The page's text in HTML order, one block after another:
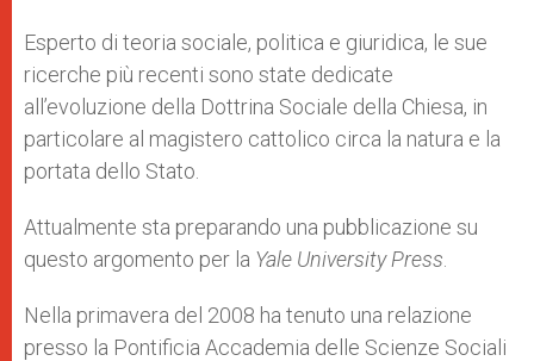
Esperto di teoria sociale, politica e giuridica, le sue
ricerche più recenti sono state dedicate
all’evoluzione della Dottrina Sociale della Chiesa, in
particolare al magistero cattolico circa la natura e la
portata dello Stato.
Attualmente sta preparando una pubblicazione su
questo argomento per la Yale University Press
Nella primavera del 2008 ha tenuto una relazione
presso la Pontificia Accademia delle Scienze Sociali